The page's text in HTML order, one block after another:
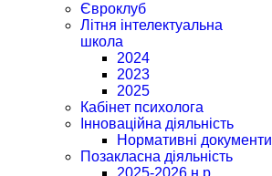
Євроклуб
Літня інтелектуальна
школа
2024
2023
2025
Кабінет психолога
Інноваційна діяльність
Нормативні документи
Позакласна діяльність
2025-2026 н.р.